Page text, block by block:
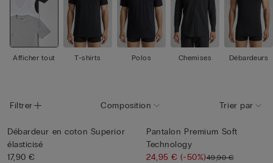
Afficher tout T-shirts Polos Chemises Débardeurs
Filtrer Composition Trier par
Débardeur en coton Superior
élasticisé
17,90 €
Pantalon Premium Soft
Technology
24,95 €(-50%)49,90 €